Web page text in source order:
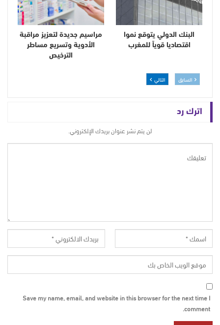
البنك الدولي يتوقع نموا
اقتصاديا قوياً للمغرب
مراسيم جديدة لتعزيز مراقبة
الأدوية وتسريع مساطر
الترخيص
السابق التالي
اترك رد
لن يتم نشر عنوان بريدك الإلكتروني.
Save my name, email, and website in this browser for the next time I
comment.